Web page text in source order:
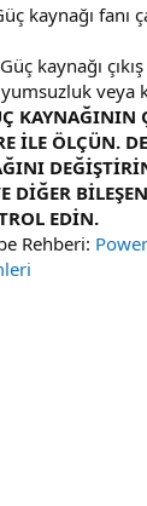
kaynağı fanı
kaynağı
veya
KAYNAĞININ
İLE ÖLÇÜN.
DİĞER
EDİN.
Rehberi: